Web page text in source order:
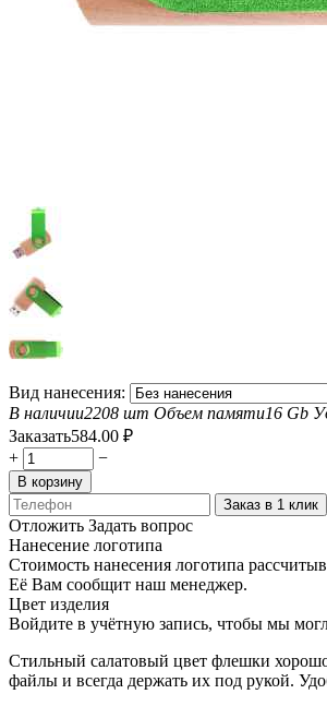
Вид нанесения:
В наличии2208 шт Объем памяти16 Gb
Заказать584.00 ₽
+
−
В корзину
Заказ в 1 клик
Отложить Задать вопрос
Нанесение логотипа
Стоимость нанесения логотипа
Её Вам сообщит наш менеджер.
Цвет изделия
Войдите в учётную запись, чтобы мы
Стильный салатовый цвет флешки
файлы и всегда держать их под рукой.